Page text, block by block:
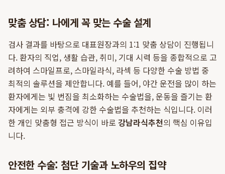
맞춤 상담: 나에게 꼭 맞는 수술 설계
검사 결과를 바탕으로 대표원장과의 1:1 맞춤 상담이 진행됩니
다. 환자의 직업, 생활 습관, 취미, 기대 시력 등을 종합적으로 고
려하여 스마일프로, 스마일라식, 라섹 등 다양한 수술 방법 중
최적의 솔루션을 제안합니다. 예를 들어, 야간 운전을 많이 하는
환자에게는 빛 번짐을 최소화하는 수술법을, 운동을 즐기는 환
자에게는 외부 충격에 강한 수술법을 추천하는 식입니다. 이러
한 개인 맞춤형 접근 방식이 바로 강남라식추천의 핵심 이유입
니다.
안전한 수술: 첨단 기술과 노하우의 집약